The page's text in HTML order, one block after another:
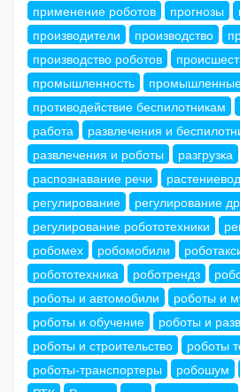
применение роботов
прогнозы
производители
производство
производство роботов
промышленность
противодействие беспилотникам
работа
развлечения и
развлечения и роботы
разгрузка
распознавание речи
регулирование
регулирование
регулирование робототехники
робомех
робомобили
робототехника
роботрендз
роботы и автомобили
роботы и
роботы и обучение
роботы и
роботы и строительство
роботы
роботы-транспортеры
робошум